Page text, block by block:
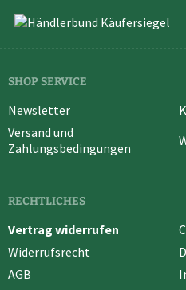
SHOP SERVICE
Newsletter
Versand und
Zahlungsbedingungen
RECHTLICHES
Vertrag widerrufen
Widerrufsrecht
AGB